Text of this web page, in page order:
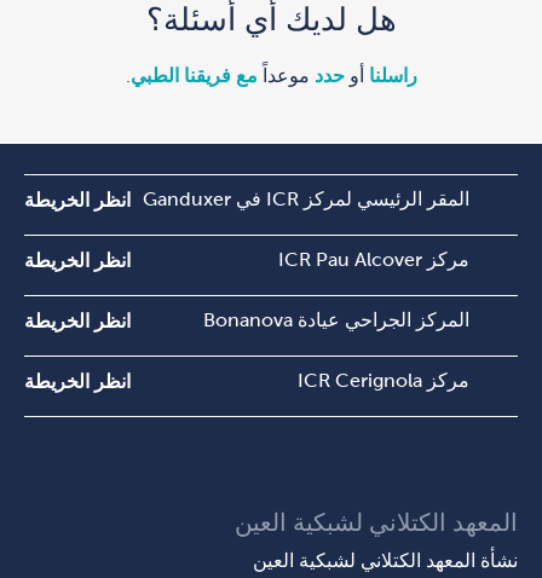
هل لديك أي أسئلة؟
راسلنا أوحدد موعداً مع فريقنا الطبي
المقر الرئيسي لمركز ICR في Ganduxer انظر الخريطة
مركز ICR Pau Alcover انظر الخريطة
المركز الجراحي عيادة Bonanova انظر الخريطة
مركز ICR Cerignola انظر الخريطة
المعهد الكتلاني لشبكية العين
نشأة المعهد الكتلاني لشبكية العين